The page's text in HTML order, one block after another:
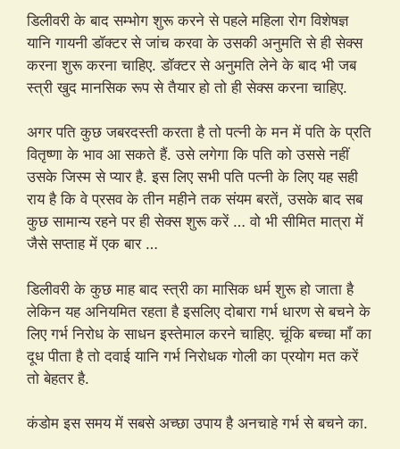
डिलीवरी के बाद सम्भोग शुरू करने से पहले महिला रोग विशेषज्ञ
यानि गायनी डॉक्टर से जांच करवा के उसकी अनुमति से ही सेक्स
करना शुरू करना चाहिए. डॉक्टर से अनुमति लेने के बाद भी जब
स्त्री खुद मानसिक रूप से तैयार हो तो ही सेक्स करना चाहिए.
अगर पति कुछ जबरदस्ती करता है तो पत्नी के मन में पति के प्रति
वितृष्णा के भाव आ सकते हैं. उसे लगेगा कि पति को उससे नहीं
उसके जिस्म से प्यार है. इस लिए सभी पति पत्नी के लिए यह सही
राय है कि वे प्रसव के तीन महीने तक संयम बरतें, उसके बाद सब
कुछ सामान्य रहने पर ही सेक्स शुरू करें … वो भी सीमित मात्रा में
जैसे सप्ताह में एक बार …
डिलीवरी के कुछ माह बाद स्त्री का मासिक धर्म शुरू हो जाता है
लेकिन यह अनियमित रहता है इसलिए दोबारा गर्भ धारण से बचने के
लिए गर्भ निरोध के साधन इस्तेमाल करने चाहिए. चूंकि बच्चा माँ का
दूध पीता है तो दवाई यानि गर्भ निरोधक गोली का प्रयोग मत करें
तो बेहतर है.
कंडोम इस समय में सबसे अच्छा उपाय है अनचाहे गर्भ से बचने का.